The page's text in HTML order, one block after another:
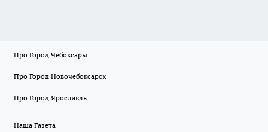
Про Город Чебоксары
Про Город Новочебоксарск
Про Город Ярославль
Наша Газета